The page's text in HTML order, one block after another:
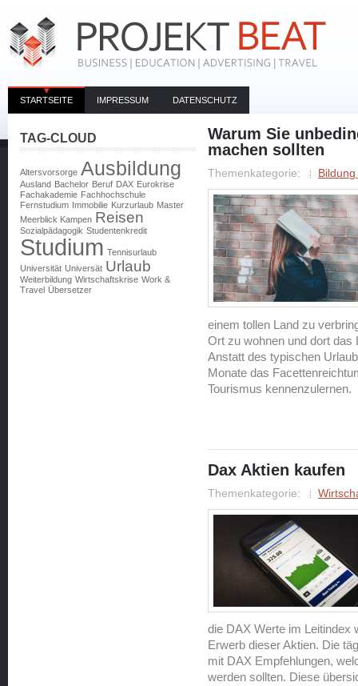
STARTSEITE IMPRESSUM DATENSCHUTZ
Warum Sie
machen sollten
Themenkategorie:
einem tollen Land zu
Ort zu wohnen und dort das
Anstatt des typischen
Monate das
Tourismus kennenzulernen.
Dax Aktien kaufen
Themenkategorie:
die DAX Werte im Leitindex
Erwerb dieser Aktien. Die
mit DAX Empfehlungen,
werden sollten. Diese
TAG-CLOUD
Altersvorsorge Ausbildung
Ausland Bachelor Beruf DAX Eurokrise
Fachakademie Fachhochschule
Fernstudium Immobilie Kurzurlaub Master
Meerblick Kampen Reisen
Sozialpädagogik Studentenkredit
Studium Tennisurlaub
Universität Universät Urlaub
Weiterbildung Wirtschaftskrise Work &
Travel Übersetzer